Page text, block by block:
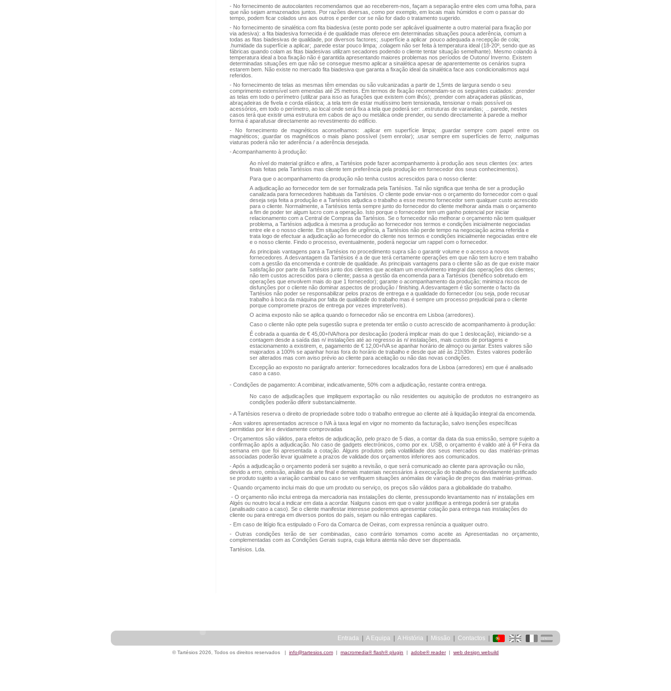
- No fornecimento de autocolantes recomendamos que ao receberem-nos, façam a separação entre eles com uma folha, para
que não sejam armazenados juntos. Por razões diversas, como por exemplo, em locais mais húmidos e com o passar do
tempo, podem ficar colados uns aos outros e perder cor se não for dado o tratamento sugerido.
- No fornecimento de sinalética com fita biadesiva (este ponto pode ser aplicável igualmente a outro material para fixação por
via adesiva): a fita biadesiva fornecida é de qualidade mas oferece em determinadas situações pouca aderência, comum a
todas as fitas biadesivas de qualidade, por diversos factores; .superfície a aplicar pouco adequada a recepção de cola;
.humidade da superfície a aplicar; .parede estar pouco limpa; .colagem não ser feita à temperatura ideal (18-20º, sendo que as
fábricas quando colam as fitas biadesivas utilizam secadores podendo o cliente tentar situação semelhante). Mesmo colando à
temperatura ideal a boa fixação não é garantida apresentando maiores problemas nos períodos de Outono/ Inverno. Existem
determinadas situações em que não se consegue mesmo aplicar a sinalética apesar de aparentemente os cenários supra
estarem bem. Não existe no mercado fita biadesiva que garanta a fixação ideal da sinalética face aos condicionalismos aqui
referidos.
- No fornecimento de telas as mesmas têm emendas ou são vulcanizadas a partir de 1,5mts de largura sendo o seu
comprimento extensível sem emendas até 25 metros. Em termos de fixação recomendam-se os seguintes cuidados: .prender
as telas em todo o perímetro (utilizar para isso as furações que existem com ilhós); .prender com abraçadeiras plásticas,
abraçadeiras de fivela e corda elástica; .a tela tem de estar muitíssimo bem tensionada, tensionar o mais possível os
acessórios, em todo o perímetro, ao local onde será fixa a tela que poderá ser: ..estruturas de varandas; .. parede, nestes
casos terá que existir uma estrutura em cabos de aço ou metálica onde prender, ou sendo directamente à parede a melhor
forma é aparafusar directamente ao revestimento do edifício.
- No fornecimento de magnéticos aconselhamos: .aplicar em superfície limpa; .guardar sempre com papel entre os
magnéticos; .guardar os magnéticos o mais plano possível (sem enrolar); .usar sempre em superfícies de ferro; .nalgumas
viaturas poderá não ter aderência / a aderência desejada.
- Acompanhamento à produção:
Ao nível do material gráfico e afins, a Tartésios pode fazer acompanhamento à produção aos seus clientes (ex: artes
finais feitas pela Tartésios mas cliente tem preferência pela produção em fornecedor dos seus conhecimentos).
Para que o acompanhamento da produção não tenha custos acrescidos para o nosso cliente:
A adjudicação ao fornecedor tem de ser formalizada pela Tartésios. Tal não significa que tenha de ser a produção
canalizada para fornecedores habituais da Tartésios. O cliente pode enviar-nos o orçamento do fornecedor com o qual
deseja seja feita a produção e a Tartésios adjudica o trabalho a esse mesmo fornecedor sem qualquer custo acrescido
para o cliente. Normalmente, a Tartésios tenta sempre junto do fornecedor do cliente melhorar ainda mais o orçamento
a fim de poder ter algum lucro com a operação. Isto porque o fornecedor tem um ganho potencial por iniciar
relacionamento com a Central de Compras da Tartésios. Se o fornecedor não melhorar o orçamento não tem qualquer
problema, a Tartésios adjudica à mesma a produção ao fornecedor nos termos e condições inicialmente negociadas
entre ele e o nosso cliente. Em situações de urgência, a Tartésios não perde tempo na negociação acima referida e
trata logo de efectuar a adjudicação ao fornecedor do cliente nos termos e condições inicialmente negociadas entre ele
e o nosso cliente. Findo o processo, eventualmente, poderá negociar um rappel com o fornecedor.
As principais vantagens para a Tartésios no procedimento supra são o garantir volume e o acesso a novos
fornecedores. A desvantagem da Tartésios é a de que terá certamente operações em que não tem lucro e tem trabalho
com a gestão da encomenda e controle de qualidade. As principais vantagens para o cliente são as de que existe maior
satisfação por parte da Tartésios junto dos clientes que aceitam um envolvimento integral das operações dos clientes;
não tem custos acrescidos para o cliente; passa a gestão da encomenda para a Tartésios (benéfico sobretudo em
operações que envolvem mais do que 1 fornecedor); garante o acompanhamento da produção; minimiza riscos de
disfunções por o cliente não dominar aspectos de produção / finishing. A desvantagem é tão somente o facto da
Tartésios não poder se responsabilizar pelos prazos de entrega e a qualidade do fornecedor (ou seja, pode recusar
trabalho à boca da máquina por falta de qualidade do trabalho mas é sempre um processo prejudicial para o cliente
porque compromete prazos de entrega por vezes impreteríveis).
O acima exposto não se aplica quando o fornecedor não se encontra em Lisboa (arredores).
Caso o cliente não opte pela sugestão supra e pretenda ter então o custo acrescido de acompanhamento à produção:
É cobrada a quantia de € 45,00+IVA/hora por deslocação (poderá implicar mais do que 1 deslocação), iniciando-se a
contagem desde a saída das n/ instalações até ao regresso às n/ instalações, mais custos de portagens e
estacionamento a existirem, e, pagamento de € 12,00+IVA se apanhar horário de almoço ou jantar. Estes valores são
majorados a 100% se apanhar horas fora do horário de trabalho e desde que até às 21h30m. Estes valores poderão
ser alterados mas com aviso prévio ao cliente para aceitação ou não das novas condições.
Excepção ao exposto no parágrafo anterior: fornecedores localizados fora de Lisboa (arredores) em que é analisado
caso a caso.
- Condições de pagamento: A combinar, indicativamente, 50% com a adjudicação, restante contra entrega.
No caso de adjudicações que impliquem exportação ou não residentes ou aquisição de produtos no estrangeiro as
condições poderão diferir substancialmente.
- A Tartésios reserva o direito de propriedade sobre todo o trabalho entregue ao cliente até à liquidação integral da encomenda.
- Aos valores apresentados acresce o IVA à taxa legal en vigor no momento da facturação, salvo isenções específicas
permitidas por lei e devidamente comprovadas
- Orçamentos são válidos, para efeitos de adjudicação, pelo prazo de 5 dias, a contar da data da sua emissão, sempre sujeito a
confirmação após a adjudicação. No caso de gadgets electrónicos, como por ex. USB, o orçamento é valido até à 6ª Feira da
semana em que foi apresentada a cotação. Alguns produtos pela volatilidade dos seus mercados ou das matérias-primas
associadas poderão levar igualmete a prazos de validade dos orçamentos inferiores aos comunicados.
- Após a adjudicação o orçamento poderá ser sujeito a revisão, o que será comunicado ao cliente para aprovação ou não,
devido a erro, omissão, análise da arte final e demais materiais necessários à execução do trabalho ou devidamente justificado
se produto sujeito a variação cambial ou caso se verifiquem situações anómalas de variação de preços das matérias-primas.
- Quando orçamento inclui mais do que um produto ou serviço, os preços são válidos para a globalidade do trabalho.
- O orçamento não inclui entrega da mercadoria nas instalações do cliente, pressupondo levantamento nas n/ instalações em
Algés ou noutro local a indicar em data a acordar. Nalguns casos em que o valor justifique a entrega poderá ser gratuita
(analisado caso a caso). Se o cliente manifestar interesse poderemos apresentar cotação para entrega nas instalações do
cliente ou para entrega em diversos pontos do país, sejam ou não entregas capilares.
- Em caso de litígio fica estipulado o Foro da Comarca de Oeiras, com expressa renúncia a qualquer outro.
- Outras condições terão de ser combinadas, caso contrário tomamos como aceite as Apresentadas no orçamento,
complementadas com as Condições Gerais supra, cuja leitura atenta não deve ser dispensada.
Tartésios. Lda.
Entrada A Equipa A História Missão Contactos
© Tartésios 2026, Todos os direitos reservados | info@tartesios.com | macromedia® flash® plugin | adobe® reader| web design webuild